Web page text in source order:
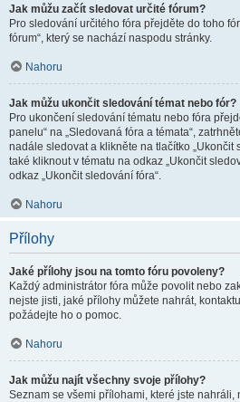
Jak můžu začít sledovat určité fórum?
Pro sledování určitého fóra přejděte do toho
fórum“, který se nachází naspodu stránky.
Nahoru
Jak můžu ukončit sledování témat nebo fór?
Pro ukončení sledování tématu nebo fóra
panelu“ na „Sledovaná fóra a témata“,
nadále sledovat a klikněte na tlačítko „Ukončit
také kliknout v tématu na odkaz „Ukončit
odkaz „Ukončit sledování fóra“.
Nahoru
Přílohy
Jaké přílohy jsou na tomto fóru povoleny?
Každý administrátor fóra může povolit nebo
nejste jisti, jaké přílohy můžete nahrát,
požádejte ho o pomoc.
Nahoru
Jak můžu najít všechny svoje přílohy?
Seznam se všemi přílohami, které jste nahráli,